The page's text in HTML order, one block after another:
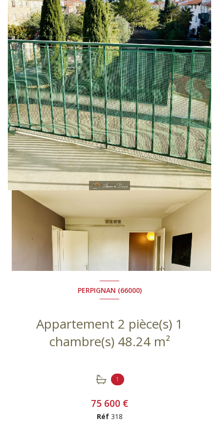
PERPIGNAN (66000)
Appartement 2 pièce(s) 1
chambre(s) 48.24 m²
1
75 600 €
Réf 318